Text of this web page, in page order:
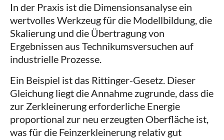
In der Praxis ist die Dimensionsanalyse ein
wertvolles Werkzeug für die Modellbildung, die
Skalierung und die Übertragung von
Ergebnissen aus Technikumsversuchen auf
industrielle Prozesse.
Ein Beispiel ist das Rittinger-Gesetz. Dieser
Gleichung liegt die Annahme zugrunde, dass die
zur Zerkleinerung erforderliche Energie
proportional zur neu erzeugten Oberfläche ist,
was für die Feinzerkleinerung relativ gut